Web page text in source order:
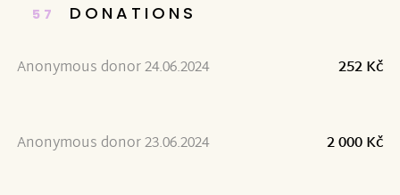
57 DONATIONS
Anonymous donor 24.06.2024 252 Kč
Anonymous donor 23.06.2024 2 000 Kč